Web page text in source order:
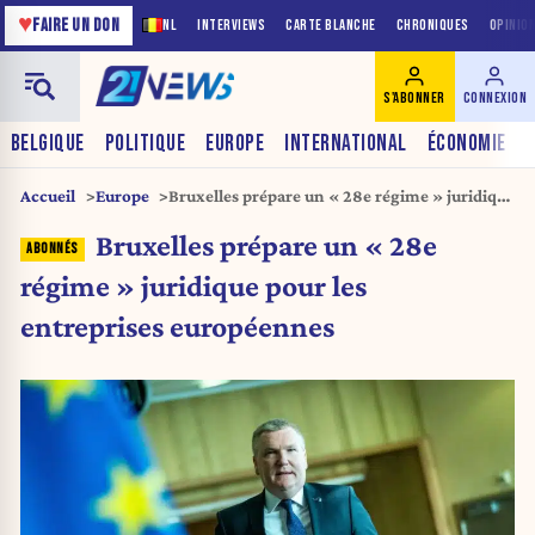
NL INTERVIEWS CARTE BLANCHE CHRONIQUES
♥FAIRE UN DON
BELGIQUE POLITIQUE EUROPE INTERNATIONAL ÉCONOMIE
S'ABONNER CONNEXION
Accueil Europe
Bruxelles prépare un « 28e régime » juridique
Bruxelles prépare un « 28e
régime » juridique pour les
entreprises européennes